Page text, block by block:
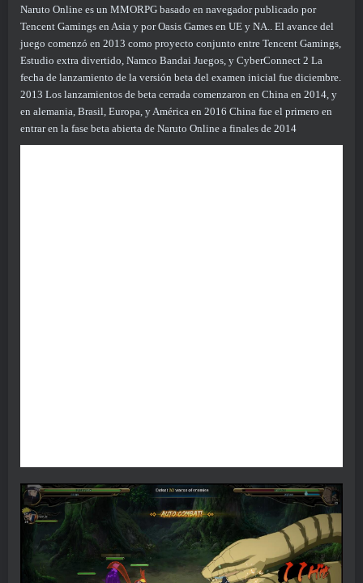
Naruto Online es un MMORPG basado en navegador publicado por
Tencent Gamings en Asia y por Oasis Games en UE y NA.. El avance del
juego comenzó en 2013 como proyecto conjunto entre Tencent Gamings,
Estudio extra divertido, Namco Bandai Juegos, y CyberConnect 2 La
fecha de lanzamiento de la versión beta del examen inicial fue diciembre.
2013 Los lanzamientos de beta cerrada comenzaron en China en 2014, y
en alemania, Brasil, Europa, y América en 2016 China fue el primero en
entrar en la fase beta abierta de Naruto Online a finales de 2014